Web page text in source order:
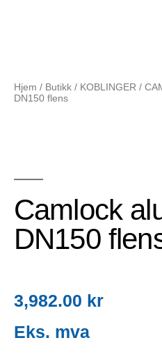
Hjem / Butikk / KOBLINGER /
DN150 flens
Camlock
DN150
3,982.00 kr